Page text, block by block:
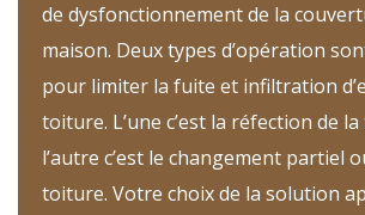
de dysfonctionnement de la
maison. Deux types d’opération
pour limiter la fuite et infiltration
toiture. L’une c’est la réfection de
l’autre c’est le changement partiel
toiture. Votre choix de la solution